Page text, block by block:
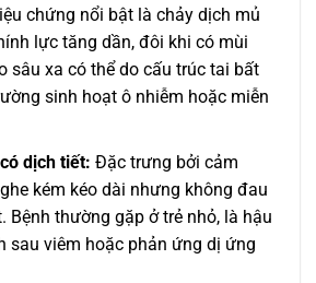
chứng nổi bật là chảy dịch mủ
lực tăng dần, đôi khi có mùi
sâu xa có thể do cấu trúc tai bất
sinh hoạt ô nhiễm hoặc miễn
dịch tiết: Đặc trưng bởi cảm
kém kéo dài nhưng không đau
Bệnh thường gặp ở trẻ nhỏ, là hậu
sau viêm hoặc phản ứng dị ứng